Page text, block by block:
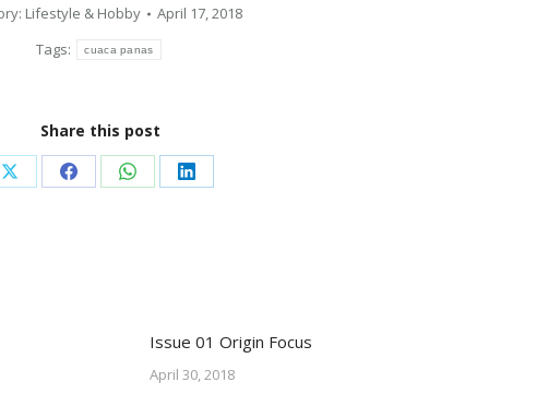
Lifestyle & Hobby
April 17, 2018
Tags:
cuaca panas
Share this post
Share Share Share Share
Issue 01 Origin Focus
April 30, 2018